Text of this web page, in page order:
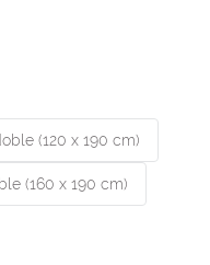
(120 x 190 cm)
(160 x 190 cm)